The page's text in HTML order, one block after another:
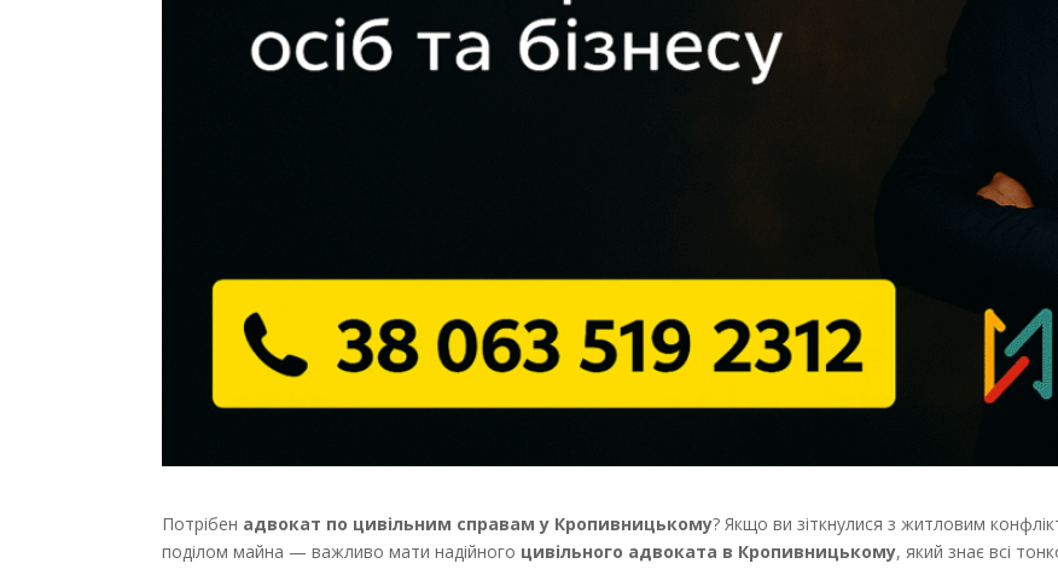
Потрібен адвокат по цивільним справам у Кропивницькому? Якщо ви зіткнулися з житловим
поділом майна — важливо мати надійного цивільного адвоката в Кропивницькому, який знає всі